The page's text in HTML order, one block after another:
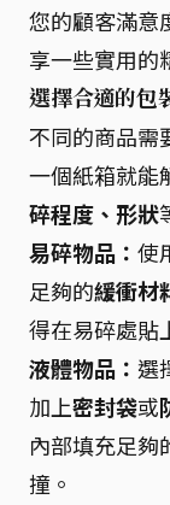
您的顧客滿意
享一些實用的
選擇合適的包
不同的商品需
一個紙箱就能
碎程度、形狀
易碎物品： 使
足夠的緩衝材
得在易碎處貼
液體物品： 選
加上密封袋或
內部填充足夠
撞。